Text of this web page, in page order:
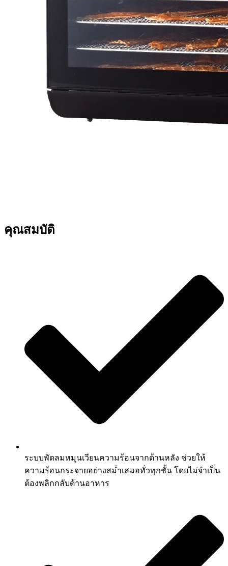
คุณสมบัติ
ระบบพัดลมหมุนเวียนความร้อนจากด้านหลัง ช่วยให้
ความร้อนกระจายอย่างสม่ำเสมอทั่วทุกชั้น โดยไม่จำเป็น
ต้องพลิกกลับด้านอาหาร